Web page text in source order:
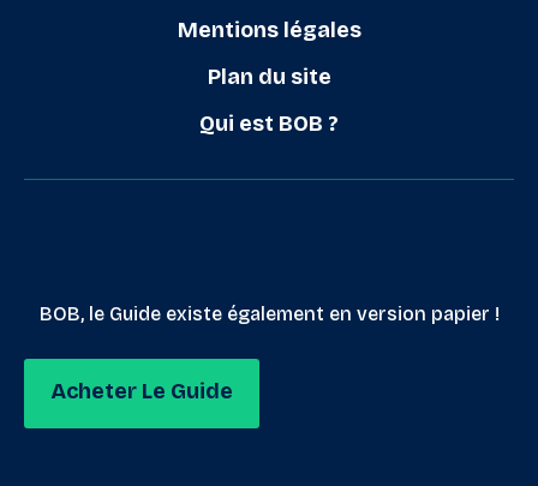
Mentions légales
Plan du site
Qui est BOB ?
BOB, le Guide existe également en version papier !
Acheter Le Guide